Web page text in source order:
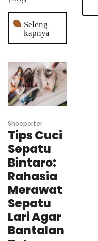
Seleng
kapnya
Shoeporter
Tips Cuci
Sepatu
Bintaro:
Rahasia
Merawat
Sepatu
Lari Agar
Bantalan